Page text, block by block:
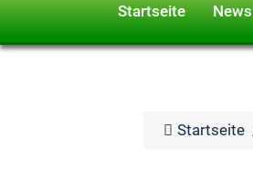
Startseite News
Startseite